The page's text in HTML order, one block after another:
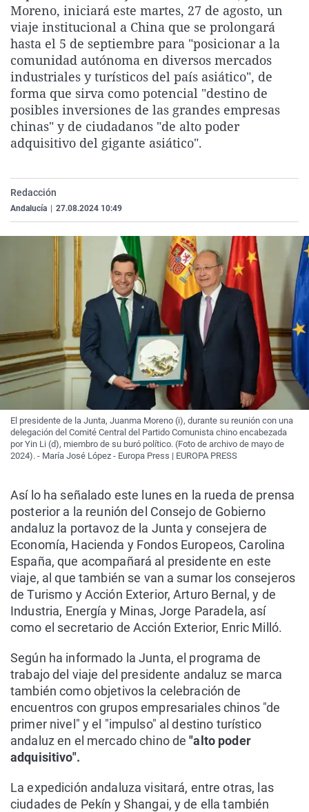
La rosa de los vientos
Gente viajera
Como el perro y el
Caso
Retornados
Equipo de
Operación Viuda
Extremadura
Galicia
La Rioja
Navarra
País Vasco
Virales
Televisión
Elecciones
Moreno, iniciará este martes, 27 de agosto, un
viaje institucional a China que se prolongará
hasta el 5 de septiembre para "posicionar a la
comunidad autónoma en diversos mercados
industriales y turísticos del país asiático", de
forma que sirva como potencial "destino de
posibles inversiones de las grandes empresas
chinas" y de ciudadanos "de alto poder
adquisitivo del gigante asiático".
Redacción
Andalucía 27.08.2024 10:49
El presidente de la Junta, Juanma Moreno (i), durante su reunión con una
delegación del Comité Central del Partido Comunista chino encabezada
por Yin Li (d), miembro de su buró político. (Foto de archivo de mayo de
2024). - María José López - Europa Press | EUROPA PRESS
Así lo ha señalado este lunes en la rueda de prensa
posterior a la reunión del Consejo de Gobierno
andaluz la portavoz de la Junta y consejera de
Economía, Hacienda y Fondos Europeos, Carolina
España, que acompañará al presidente en este
viaje, al que también se van a sumar los consejeros
de Turismo y Acción Exterior, Arturo Bernal, y de
Industria, Energía y Minas, Jorge Paradela, así
como el secretario de Acción Exterior, Enric Milló.
Según ha informado la Junta, el programa de
trabajo del viaje del presidente andaluz se marca
también como objetivos la celebración de
encuentros con grupos empresariales chinos "de
primer nivel" y el "impulso" al destino turístico
andaluz en el mercado chino de"alto poder
adquisitivo".
La expedición andaluza visitará, entre otras, las
ciudades de Pekín y Shangai, y de ella también